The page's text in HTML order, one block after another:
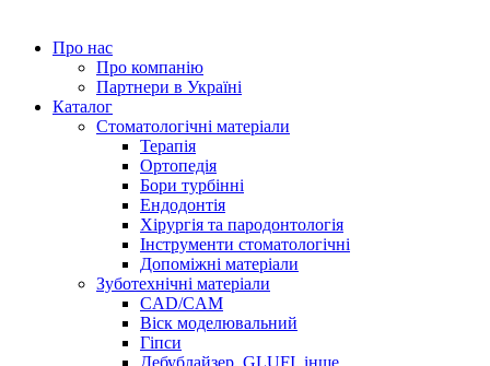
Про нас
Про компанію
Партнери в Україні
Каталог
Стоматологічні матеріали
Терапія
Ортопедія
Бори турбінні
Ендодонтія
Хірургія та пародонтологія
Інструменти стоматологічні
Допоміжні матеріали
Зуботехнічні матеріали
CAD/CAM
Віск моделювальний
Гіпси
Дебублайзер, GLUFI, інше